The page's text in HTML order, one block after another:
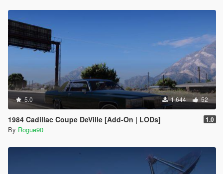
5.0 1,644 52
1984 Cadillac Coupe DeVille [Add-On | LODs] 1.0
By Rogue90